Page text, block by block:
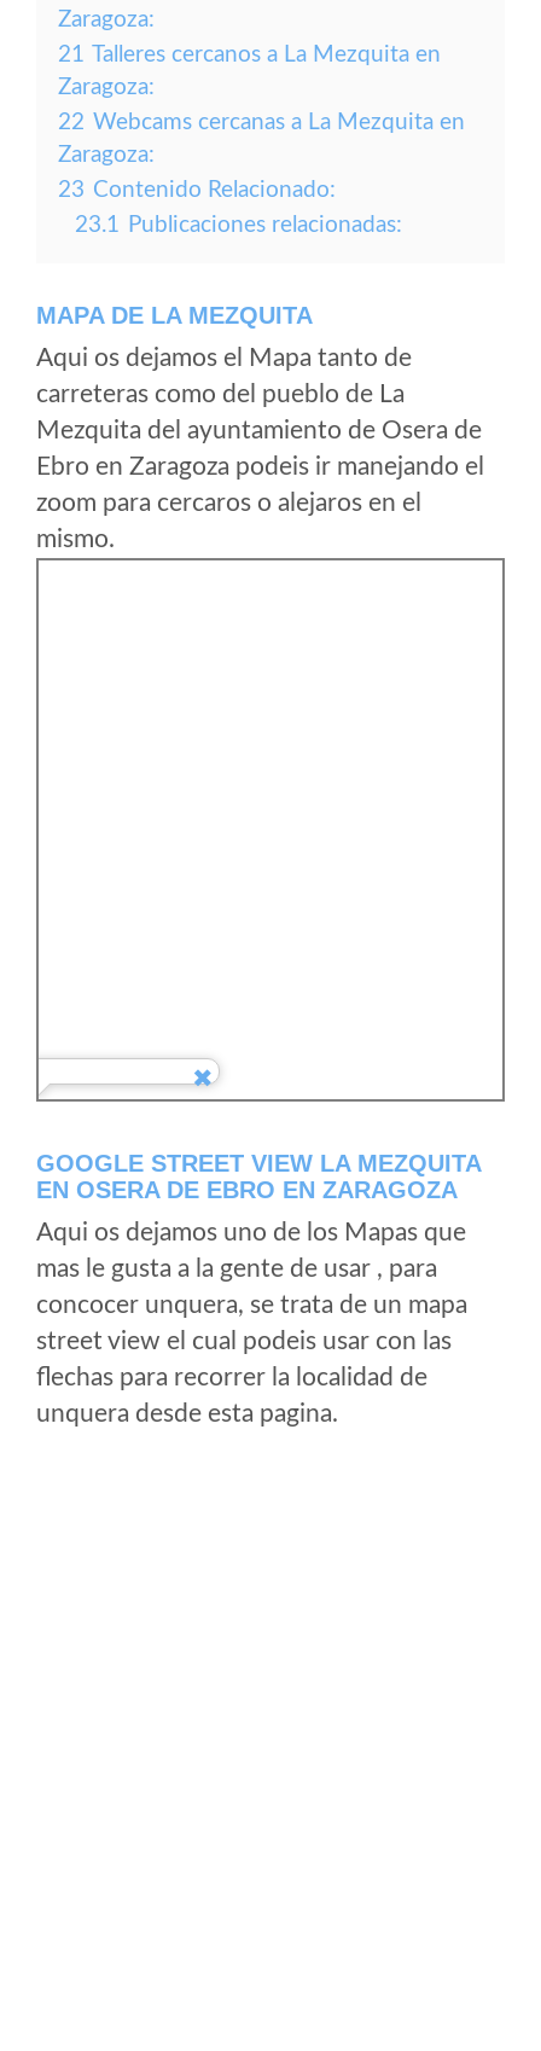
Zaragoza:
21 Talleres cercanos a La Mezquita en
Zaragoza:
22 Webcams cercanas a La Mezquita en
Zaragoza:
23 Contenido Relacionado:
23.1 Publicaciones relacionadas:
MAPA DE LA MEZQUITA
Aqui os dejamos el Mapa tanto de
carreteras como del pueblo de La
Mezquita del ayuntamiento de Osera de
Ebro en Zaragoza podeis ir manejando el
zoom para cercaros o alejaros en el
mismo.
GOOGLE STREET VIEW LA MEZQUITA
EN OSERA DE EBRO EN ZARAGOZA
Aqui os dejamos uno de los Mapas que
mas le gusta a la gente de usar , para
concocer unquera, se trata de un mapa
street view el cual podeis usar con las
flechas para recorrer la localidad de
unquera desde esta pagina.